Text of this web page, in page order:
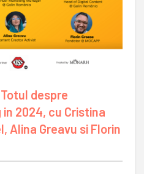
despre
2024, cu Cristina
Alina Greavu si Florin